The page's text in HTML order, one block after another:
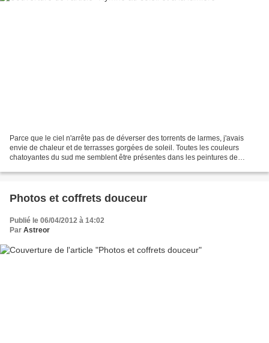
Parce que le ciel n'arrête pas de déverser des torrents de larmes, j'avais
envie de chaleur et de terrasses gorgées de soleil. Toutes les couleurs
chatoyantes du sud me semblent être présentes dans les peintures de
Photos et coffrets douceur
Publié le 06/04/2012 à 14:02
Par Astreor